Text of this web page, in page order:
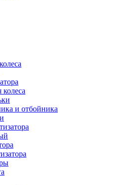
и отбойника